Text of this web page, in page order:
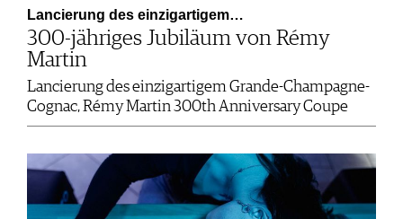
Lancierung des einzigartigem…
300-jähriges Jubiläum von Rémy
Martin
Lancierung des einzigartigem Grande-Champagne-
Cognac, Rémy Martin 300th Anniversary Coupe